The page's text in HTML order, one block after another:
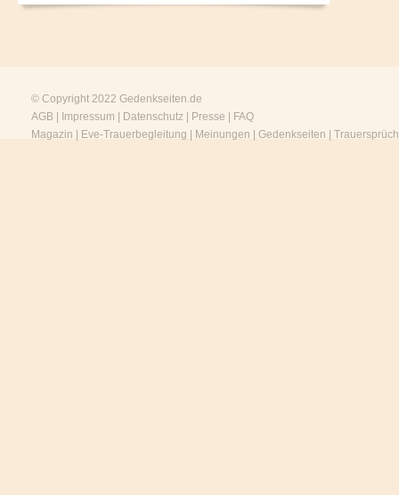
© Copyright 2022 Gedenkseiten.de
AGB
Impressum Datenschutz Presse
FAQ
Magazin
Eve-Trauerbegleitung Meinungen Gedenkseiten